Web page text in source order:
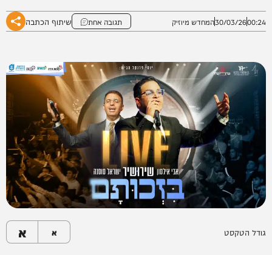
00:24
30/03/26המחדש מיוזיק תגובה אחת שיתוף הכתבה
גודל הטקסט א א